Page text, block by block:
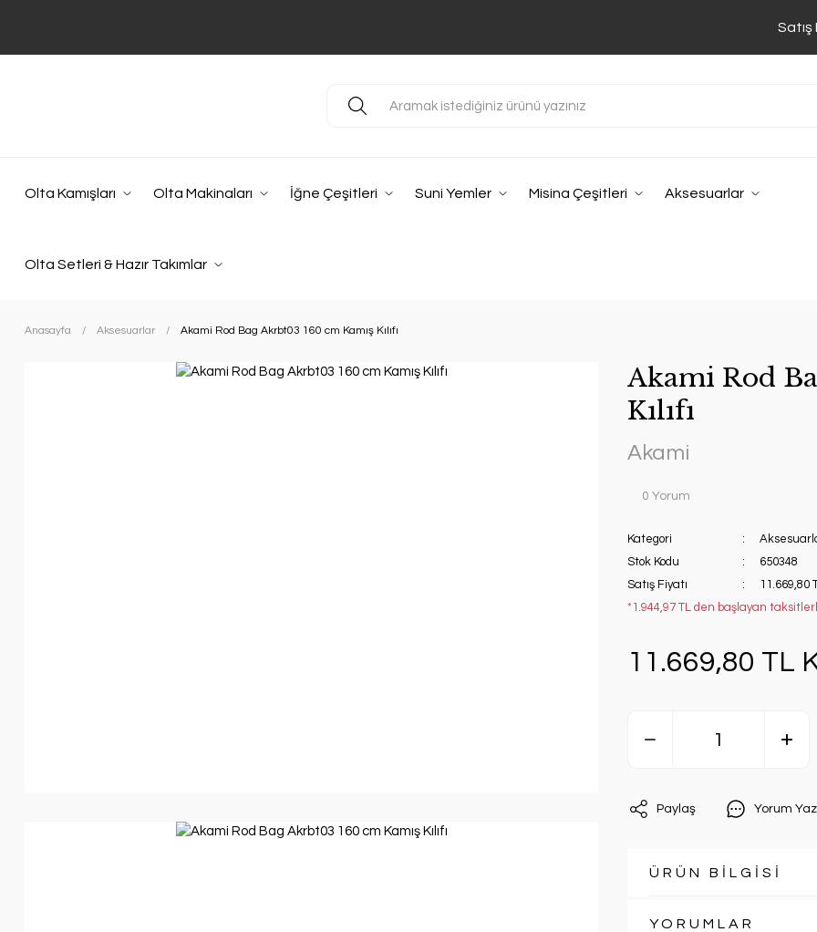
Satış
Olta Kamışları Olta Makinaları İğne Çeşitleri Suni Yemler Misina Çeşitleri Aksesuarlar
Olta Setleri & Hazır Takımlar
Anasayfa Aksesuarlar Akami Rod Bag Akrbt03 160 cm Kamış Kılıfı
Akami Rod
Kılıfı
Akami
0 Yorum
Kategori
Stok Kodu
650348
Satış Fiyatı
11.669,80
*1.944,97 TL den başlayan
11.669,80 TL
Paylaş Yorum Yaz
ÜRÜN BİLGİSİ
YORUMLAR